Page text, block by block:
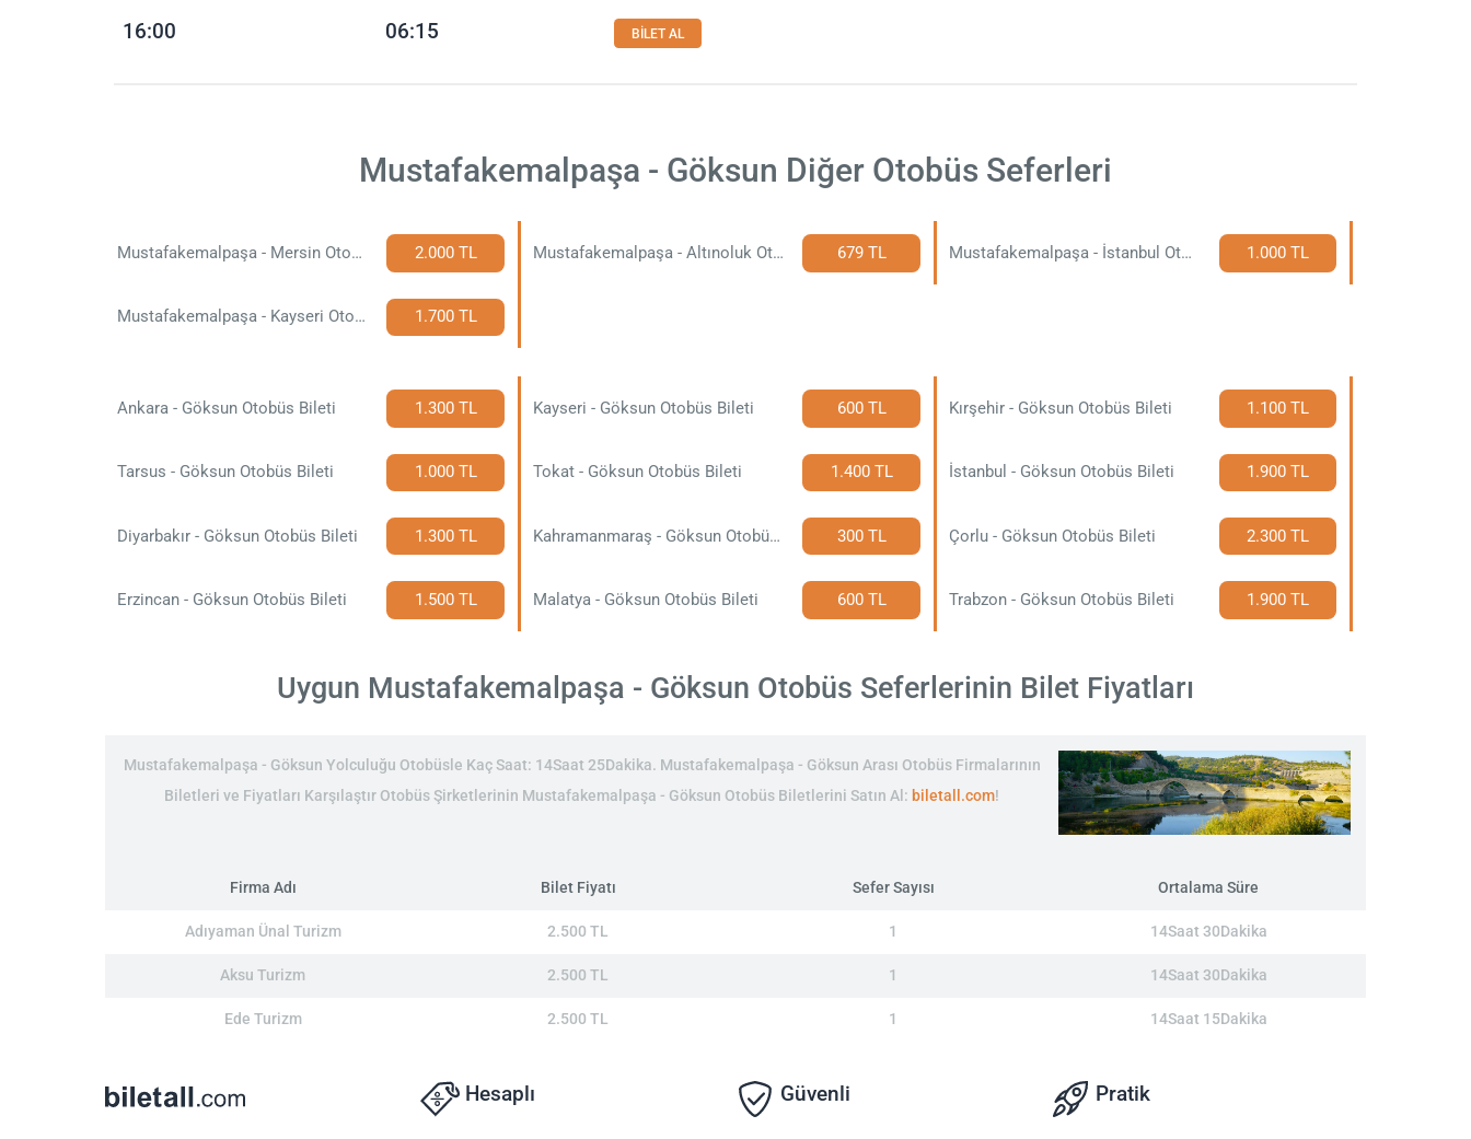
16:00 06:15 BİLET AL
Mustafakemalpaşa - Göksun Diğer Otobüs Seferleri
Mustafakemalpaşa - Mersin Otobüs Bileti 2.000 TL Mustafakemalpaşa - Altınoluk Otobüs Bileti 679 TL Mustafakemalpaşa - İstanbul Otobüs Bileti 1.000 TL
Mustafakemalpaşa - Kayseri Otobüs Bileti 1.700 TL
Ankara - Göksun Otobüs Bileti 1.300 TL Kayseri - Göksun Otobüs Bileti 600 TL Kırşehir - Göksun Otobüs Bileti 1.100 TL
Tarsus - Göksun Otobüs Bileti 1.000 TL Tokat - Göksun Otobüs Bileti 1.400 TL İstanbul - Göksun Otobüs Bileti 1.900 TL
Diyarbakır - Göksun Otobüs Bileti 1.300 TL Kahramanmaraş - Göksun Otobüs Bileti 300 TL Çorlu - Göksun Otobüs Bileti 2.300 TL
Erzincan - Göksun Otobüs Bileti 1.500 TL Malatya - Göksun Otobüs Bileti 600 TL Trabzon - Göksun Otobüs Bileti 1.900 TL
Uygun Mustafakemalpaşa - Göksun Otobüs Seferlerinin Bilet Fiyatları
Mustafakemalpaşa - Göksun Yolculuğu Otobüsle Kaç Saat: 14Saat 25Dakika. Mustafakemalpaşa - Göksun Arası Otobüs Firmalarının
Biletleri ve Fiyatları Karşılaştır Otobüs Şirketlerinin Mustafakemalpaşa - Göksun Otobüs Biletlerini Satın Al:biletall.com!
Firma Adı Bilet Fiyatı Sefer Sayısı Ortalama Süre
Adıyaman Ünal Turizm 2.500 TL 1 14Saat 30Dakika
Aksu Turizm 2.500 TL 1 14Saat 30Dakika
Ede Turizm 2.500 TL 1 14Saat 15Dakika
Hesaplı Güvenli Pratik